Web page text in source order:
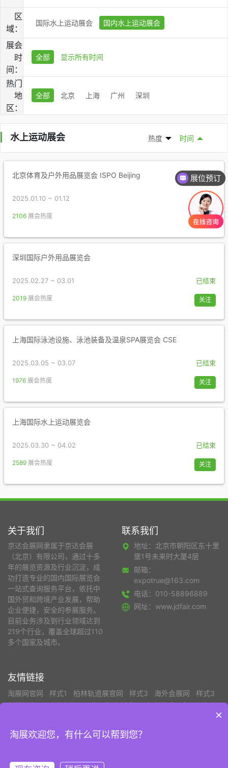
区
域：
国际水上运动展会 国内水上运动展会
展会
时
间：
全部 显示所有时间
热门
地
区：
全部 北京 上海 广州 深圳
水上运动展会 热度 时间
北京体育及户外用品展览会 ISPO Beijing
2025.01.10 ~ 01.12 已结束
2106 展会热度 关注
深圳国际户外用品展览会
2025.02.27 ~ 03.01 已结束
2019 展会热度 关注
上海国际泳池设施、泳池装备及温泉SPA展览会 CSE
2025.03.05 ~ 03.07 已结束
1976 展会热度 关注
上海国际水上运动展览会
2025.03.30 ~ 04.02 已结束
2589 展会热度 关注
关于我们
京达会展网隶属于京达会展
（北京）有限公司，通过十多
年的展览资源及行业沉淀，成
功打造专业的国内国际展览会
一站式查询服务平台，依托中
国外贸和跨境产业发展，帮助
企业便捷，安全的参展服务。
目前业务涉及到行业领域达到
219个行业，覆盖全球超过110
多个国家及城市。
联系我们
地址：北京市朝阳区东十里
堡1号未来时大厦4层
邮箱：
expotrue@163.com
电话：010-58896889
网址：www.jdfair.com
友情链接
淘展网官网 样式1 柏林轨道展官网 样式3 海外会展网
样式3
分类信息网 上海招标网 中国智能制造网 钢材批发 车展日车展
中国泵阀商务
网 中国木业网 中国塑料机械网 CFW中国服装人才网
版权所有©京达会展（北京）有限公司
展位预订
×
淘展欢迎您，有什么可以帮到您？